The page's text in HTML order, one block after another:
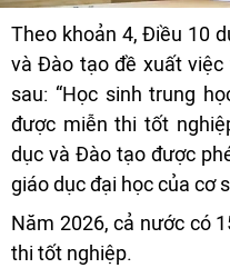
Theo khoản 4, Điều 10
và Đào tạo đề xuất
sau: “Học sinh trung
được miễn thi tốt
dục và Đào tạo được
giáo dục đại học của cơ
Năm 2026, cả nước có
thi tốt nghiệp.